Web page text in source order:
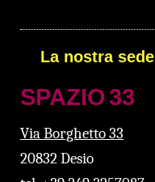
La nostra sede
SPAZIO33
Via Borghetto 33
20832 Desio